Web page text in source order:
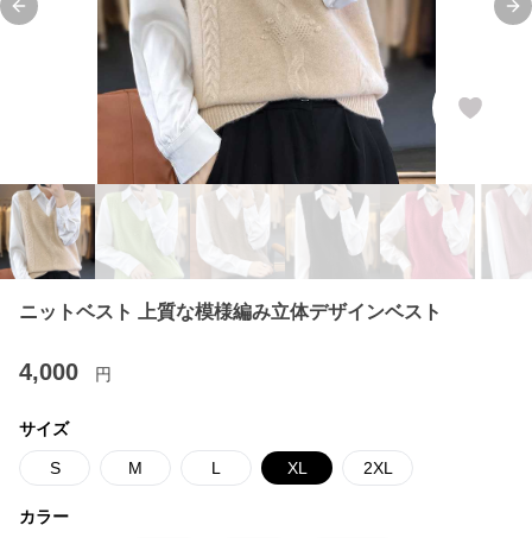
Previous slide
ニットベスト 上質な模様編み立体デザインベスト
4,000 円
サイズ
S M L XL 2XL
カラー